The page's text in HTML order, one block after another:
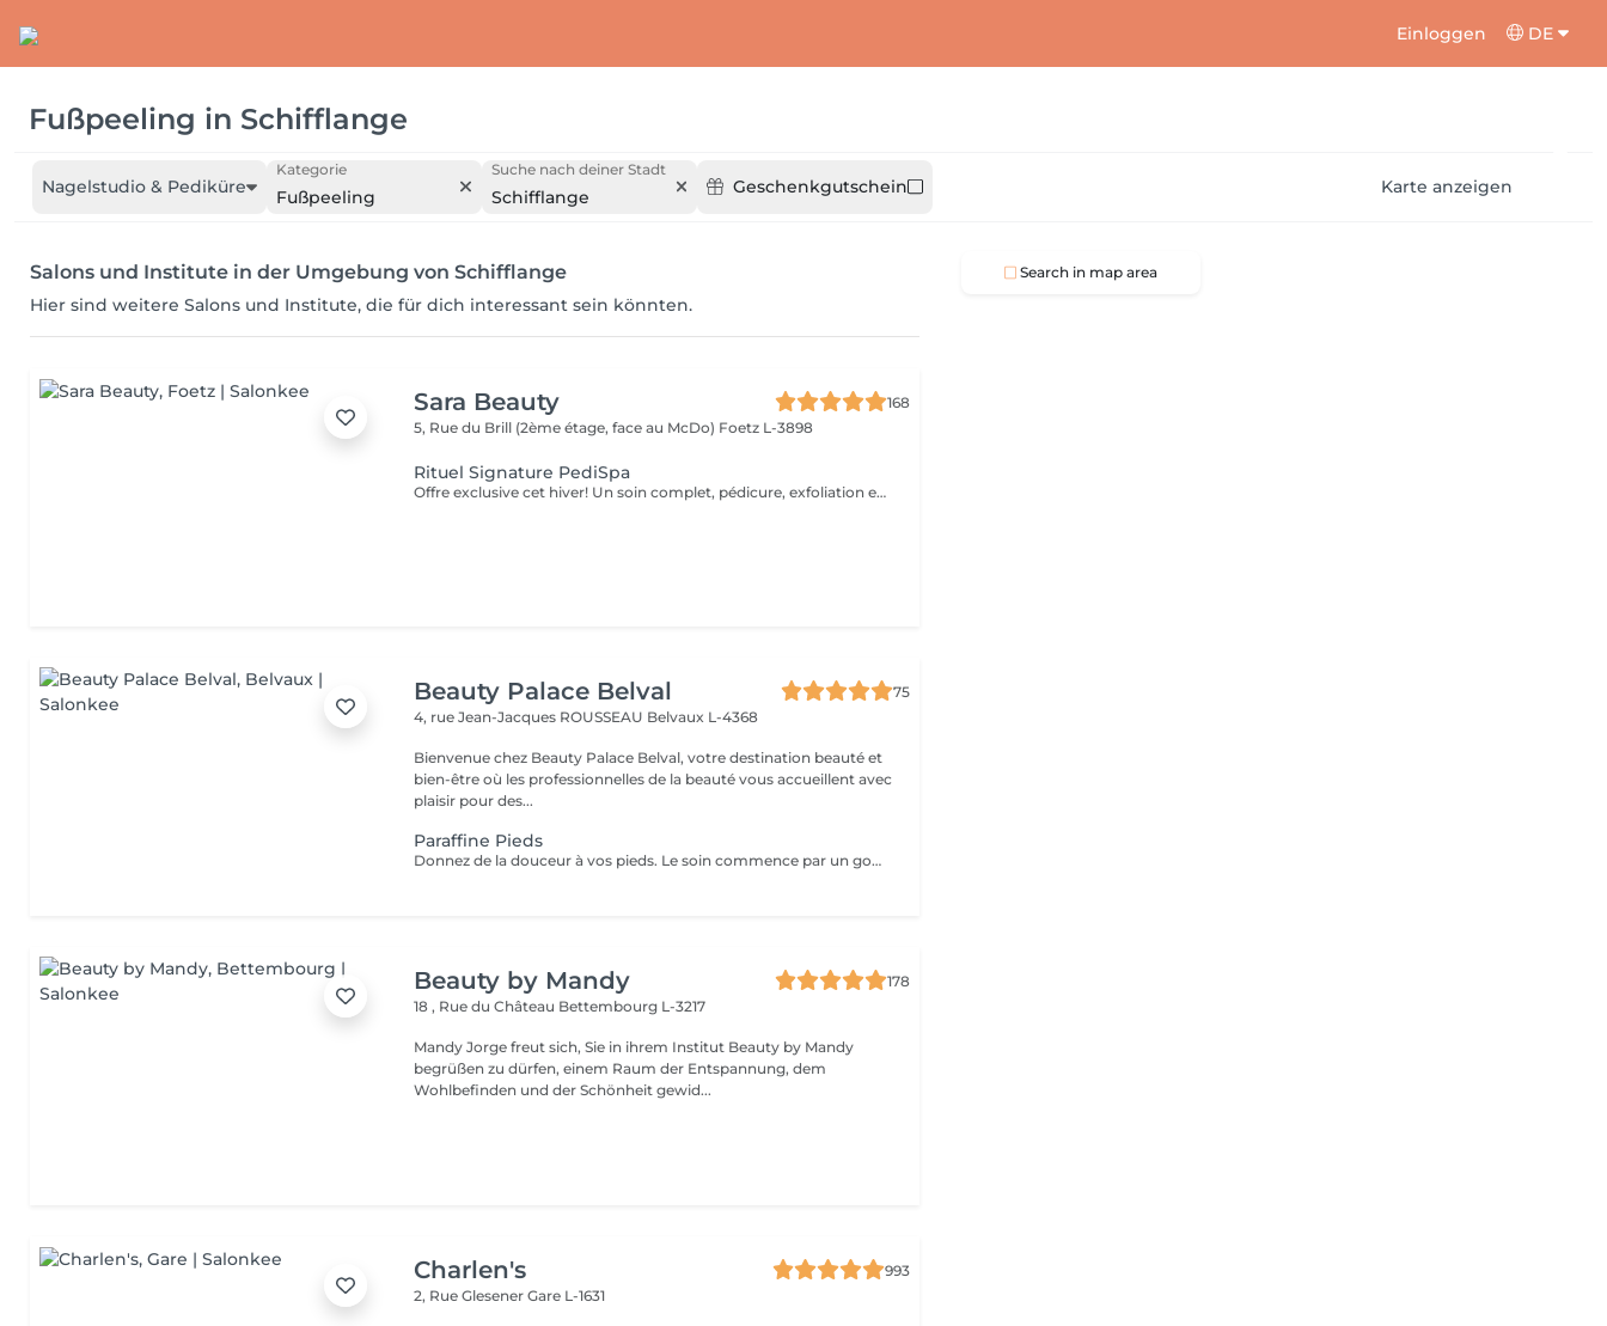
Einloggen DE
Fußpeeling in Schifflange
Nagelstudio & Pediküre
Kategorie
Fußpeeling
Suche nach deiner Stadt
Schifflange Geschenkgutschein Karte anzeigen
Salons und Institute in der Umgebung von Schifflange
Hier sind weitere Salons und Institute, die für dich interessant sein könnten.
Sara Beauty
168
5, Rue du Brill (2ème étage, face au McDo) Foetz L-3898
Rituel Signature PediSpa
Offre exclusive cet hiver! Un soin complet, pédicure, exfoliation et masque nourrissant et bain à remous pour une douceur absolue. Un moment cocooning, réconfortant, idéal pour l'hiver. La version avec pause de semi permanent pour des pieds soignés est éclatant tout l'hiver
Beauty Palace Belval
75
4, rue Jean-Jacques ROUSSEAU Belvaux L-4368
Bienvenue chez Beauty Palace Belval, votre destination beauté et
bien-être où les professionnelles de la beauté vous accueillent avec
plaisir pour des...
Paraffine Pieds
Donnez de la douceur à vos pieds. Le soin commence par un gommage de la demi-jambe et des pieds, puis avec un grand pinceau la spécialiste de beauté applique la paraffine chaude sur chaque pieds, ce masque va poser environ 15 min, puis vient le moment de la détente: le modelage des pieds, relaxation suprême. Résultat des pieds doux comme une peau de bébé.
Beauty by Mandy
178
18 , Rue du Château Bettembourg L-3217
Mandy Jorge freut sich, Sie in ihrem Institut Beauty by Mandy
begrüßen zu dürfen, einem Raum der Entspannung, dem
Wohlbefinden und der Schönheit gewid...
Charlen's
993
2, Rue GlesenerGare L-1631
Search in map area